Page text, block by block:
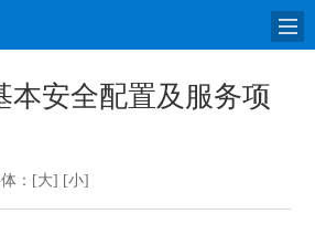
本安全配置及服务项
： [大] [小]